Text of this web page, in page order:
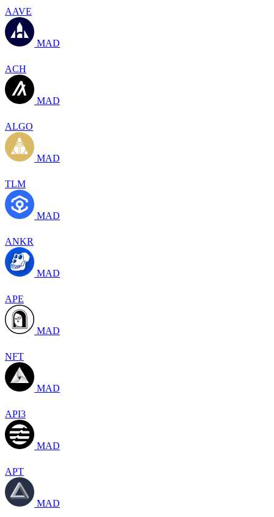
AAVE
MAD
ACH
MAD
ALGO
MAD
TLM
MAD
ANKR
MAD
APE
MAD
NFT
MAD
API3
MAD
APT
MAD